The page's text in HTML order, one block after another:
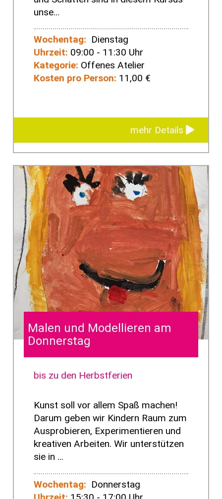
unse...
Wochentag: Dienstag
Uhrzeit: 09:00 - 11:30 Uhr
Kategorie: Offenes Atelier
Kosten pro Person: 11,00 €
mehr Details
Malen und Modellieren am
Donnerstag
bis zu den Herbstferien
Kunst soll vor allem Spaß machen!
Darum geben wir Kindern Raum zum
Ausprobieren, Experimentieren und
kreativen Arbeiten. Wir unterstützen
sie in ...
Wochentag: Donnerstag